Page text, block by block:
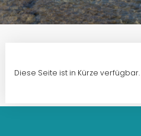
Diese Seite ist in Kürze verfügbar.